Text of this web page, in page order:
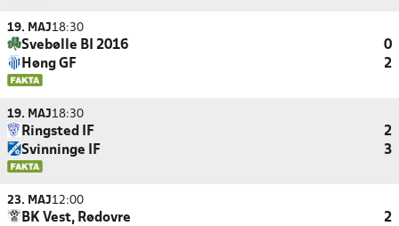
19. MAJ18:30
Svebølle BI 2016
0
Høng GF
2
19. MAJ18:30
Ringsted IF
2
Svinninge IF
3
23. MAJ12:00
BK Vest, Rødovre
2